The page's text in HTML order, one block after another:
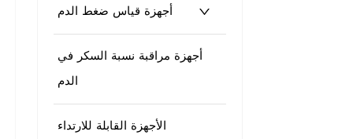
أجهزة قياس ضغط الدم
أجهزة مراقبة نسبة السكر في
الدم
الأجهزة القابلة للارتداء